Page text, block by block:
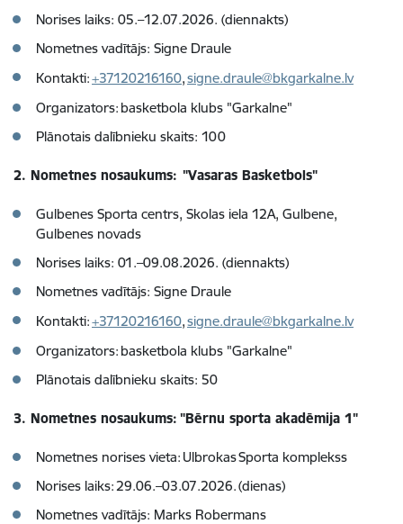
Norises laiks: 05.–12.07.2026. (diennakts)
Nometnes vadītājs: Signe Draule
Kontakti:+37120216160,signe.draule@bkgarkalne.lv
Organizators: basketbola klubs "Garkalne"
Plānotais dalībnieku skaits: 100
2. Nometnes nosaukums: "Vasaras Basketbols"
Gulbenes Sporta centrs, Skolas iela 12A, Gulbene,
Gulbenes novads
Norises laiks: 01.–09.08.2026. (diennakts)
Nometnes vadītājs: Signe Draule
Kontakti:+37120216160,signe.draule@bkgarkalne.lv
Organizators: basketbola klubs "Garkalne"
Plānotais dalībnieku skaits: 50
3. Nometnes nosaukums: "Bērnu sporta akadēmija 1"
Nometnes norises vieta: Ulbrokas Sporta komplekss
Norises laiks: 29.06.–03.07.2026. (dienas)
Nometnes vadītājs: Marks Robermans